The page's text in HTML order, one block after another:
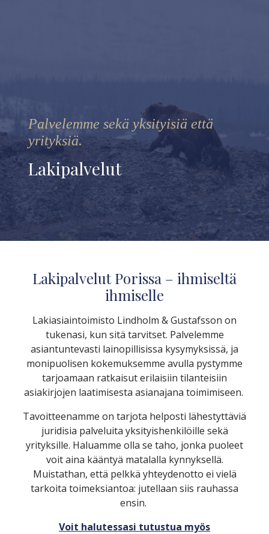
Palvelemme sekä yksityisiä että
yrityksiä.
Lakipalvelut
Lakipalvelut Porissa – ihmiseltä
ihmiselle
Lakiasiaintoimisto Lindholm & Gustafsson on
tukenasi, kun sitä tarvitset. Palvelemme
asiantuntevasti lainopillisissa kysymyksissä, ja
monipuolisen kokemuksemme avulla pystymme
tarjoamaan ratkaisut erilaisiin tilanteisiin
asiakirjojen laatimisesta asianajana toimimiseen.
Tavoitteenamme on tarjota helposti lähestyttäviä
juridisia palveluita yksityishenkilöille sekä
yrityksille. Haluamme olla se taho, jonka puoleet
voit aina kääntyä matalalla kynnyksellä.
Muistathan, että pelkkä yhteydenotto ei vielä
tarkoita toimeksiantoa: jutellaan siis rauhassa
ensin.
Voit halutessasi tutustua myös